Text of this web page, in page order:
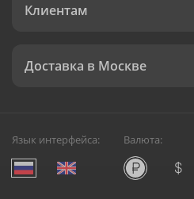
Клиентам
Доставка в Москве
Язык интерфейса: Валюта: